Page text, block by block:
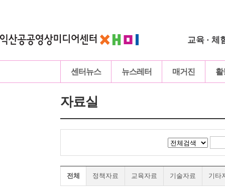
교육 · 체
센터뉴스 뉴스레터 매거진 활
자료실
전체 정책자료 교육자료 기술자료 기타